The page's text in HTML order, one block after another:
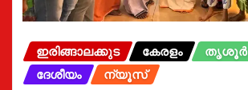
ഇരിങ്ങാലക്കുട കേരളം
തൃശൂർ
ദേശീയം
ന്യൂസ്